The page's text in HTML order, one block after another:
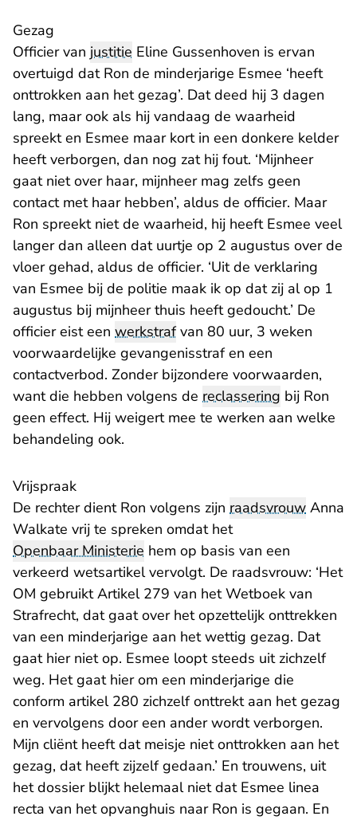
Gezag
Officier van justitie Eline Gussenhoven is ervan
overtuigd dat Ron de minderjarige Esmee ‘heeft
onttrokken aan het gezag’. Dat deed hij 3 dagen
lang, maar ook als hij vandaag de waarheid
spreekt en Esmee maar kort in een donkere kelder
heeft verborgen, dan nog zat hij fout. ‘Mijnheer
gaat niet over haar, mijnheer mag zelfs geen
contact met haar hebben’, aldus de officier. Maar
Ron spreekt niet de waarheid, hij heeft Esmee veel
langer dan alleen dat uurtje op 2 augustus over de
vloer gehad, aldus de officier. ‘Uit de verklaring
van Esmee bij de politie maak ik op dat zij al op 1
augustus bij mijnheer thuis heeft gedoucht.’ De
officier eist een werkstrafvan 80 uur, 3 weken
voorwaardelijke gevangenisstraf en een
contactverbod. Zonder bijzondere voorwaarden,
want die hebben volgens de reclassering bij Ron
geen effect. Hij weigert mee te werken aan welke
behandeling ook.
Vrijspraak
De rechter dient Ron volgens zijn raadsvrouw Anna
Walkate vrij te spreken omdat het
Openbaar Ministerie hem op basis van een
verkeerd wetsartikel vervolgt. De raadsvrouw: ‘Het
OM gebruikt Artikel 279 van het Wetboek van
Strafrecht, dat gaat over het opzettelijk onttrekken
van een minderjarige aan het wettig gezag. Dat
gaat hier niet op. Esmee loopt steeds uit zichzelf
weg. Het gaat hier om een minderjarige die
conform artikel 280 zichzelf onttrekt aan het gezag
en vervolgens door een ander wordt verborgen.
Mijn cliënt heeft dat meisje niet onttrokken aan het
gezag, dat heeft zijzelf gedaan.’ En trouwens, uit
het dossier blijkt helemaal niet dat Esmee linea
recta van het opvanghuis naar Ron is gegaan. En